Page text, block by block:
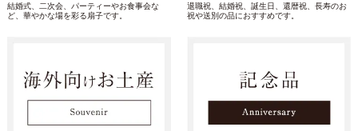
結婚式、二次会、パーティーやお食事会な
ど、華やかな場を彩る扇子です。
退職祝、結婚祝、誕生日、還暦祝、長寿のお
祝や送別の品におすすめです。